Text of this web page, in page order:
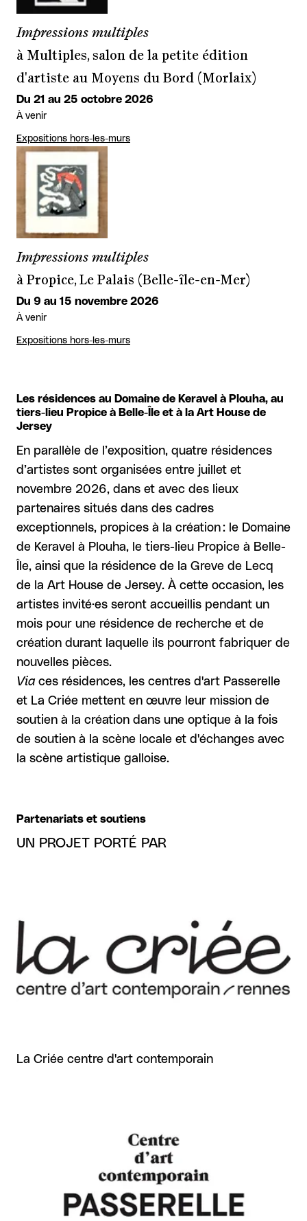
Impressions multiples
à Multiples, salon de la petite édition
d'artiste au Moyens du Bord (Morlaix)
Du 21 au 25 octobre 2026
À venir
Expositions hors-les-murs
Impressions multiples
à Propice, Le Palais (Belle-île-en-Mer)
Du 9 au 15 novembre 2026
À venir
Expositions hors-les-murs
Les résidences au Domaine de Keravel à Plouha, au
tiers-lieu Propice à Belle-Île et à la Art House de
Jersey
En parallèle de l’exposition, quatre résidences
d’artistes sont organisées entre juillet et
novembre 2026, dans et avec des lieux
partenaires situés dans des cadres
exceptionnels, propices à la création : le Domaine
de Keravel à Plouha, le tiers-lieu Propice à Belle-
Île, ainsi que la résidence de la Greve de Lecq
de la Art House de Jersey. À cette occasion, les
artistes invité·es seront accueillis pendant un
mois pour une résidence de recherche et de
création durant laquelle ils pourront fabriquer de
nouvelles pièces.
Via ces résidences, les centres d'art Passerelle
et La Criée mettent en œuvre leur mission de
soutien à la création dans une optique à la fois
de soutien à la scène locale et d'échanges avec
la scène artistique galloise.
Partenariats et soutiens
UN PROJET PORTÉ PAR
La Criée centre d'art contemporain